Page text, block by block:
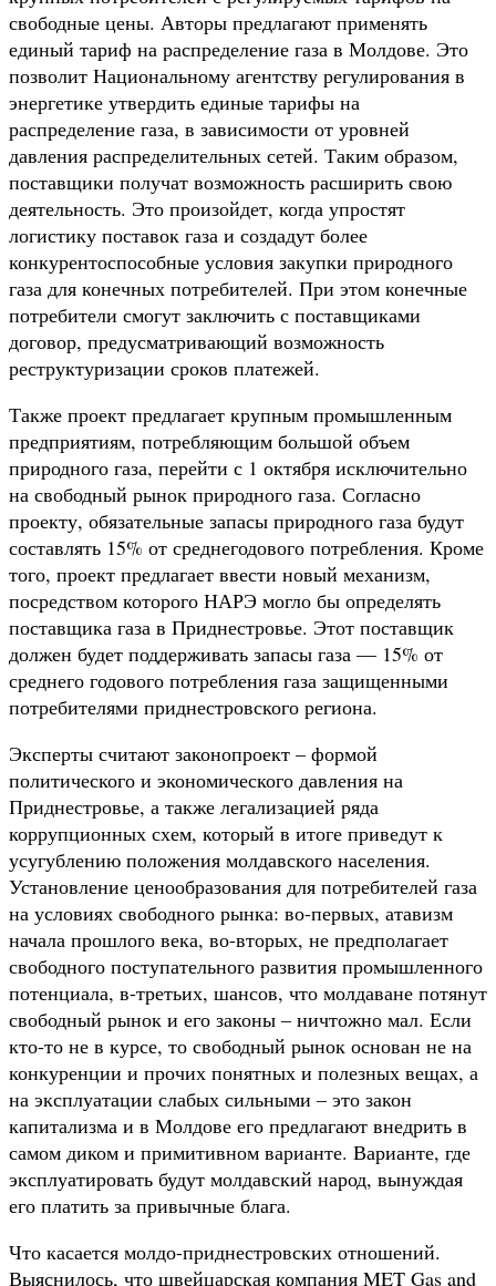
свободные цены. Авторы предлагают применять
единый тариф на распределение газа в Молдове. Это
позволит Национальному агентству регулирования в
энергетике утвердить единые тарифы на
распределение газа, в зависимости от уровней
давления распределительных сетей. Таким образом,
поставщики получат возможность расширить свою
деятельность. Это произойдет, когда упростят
логистику поставок газа и создадут более
конкурентоспособные условия закупки природного
газа для конечных потребителей. При этом конечные
потребители смогут заключить с поставщиками
договор, предусматривающий возможность
реструктуризации сроков платежей.
Также проект предлагает крупным промышленным
предприятиям, потребляющим большой объем
природного газа, перейти с 1 октября исключительно
на свободный рынок природного газа. Согласно
проекту, обязательные запасы природного газа будут
составлять 15% от среднегодового потребления. Кроме
того, проект предлагает ввести новый механизм,
посредством которого НАРЭ могло бы определять
поставщика газа в Приднестровье. Этот поставщик
должен будет поддерживать запасы газа — 15% от
среднего годового потребления газа защищенными
потребителями приднестровского региона.
Эксперты считают законопроект – формой
политического и экономического давления на
Приднестровье, а также легализацией ряда
коррупционных схем, который в итоге приведут к
усугублению положения молдавского населения.
Установление ценообразования для потребителей газа
на условиях свободного рынка: во-первых, атавизм
начала прошлого века, во-вторых, не предполагает
свободного поступательного развития промышленного
потенциала, в-третьих, шансов, что молдаване потянут
свободный рынок и его законы – ничтожно мал. Если
кто-то не в курсе, то свободный рынок основан не на
конкуренции и прочих понятных и полезных вещах, а
на эксплуатации слабых сильными – это закон
капитализма и в Молдове его предлагают внедрить в
самом диком и примитивном варианте. Варианте, где
эксплуатировать будут молдавский народ, вынуждая
его платить за привычные блага.
Что касается молдо-приднестровских отношений.
Выяснилось, что швейцарская компания MET Gas and